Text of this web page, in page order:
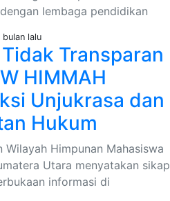
lembaga pendidikan
bulan lalu
Transparan
HIMMAH
Unjukrasa dan
Hukum
Himpunan Mahasiswa
Utara menyatakan sikap
informasi di